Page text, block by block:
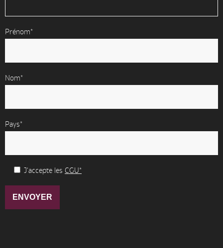
Prénom*
Nom*
Pays*
J'accepte les CGU*